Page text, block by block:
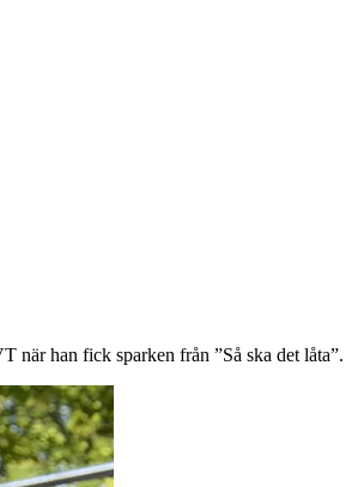
när han fick sparken från ”Så ska det låta”.